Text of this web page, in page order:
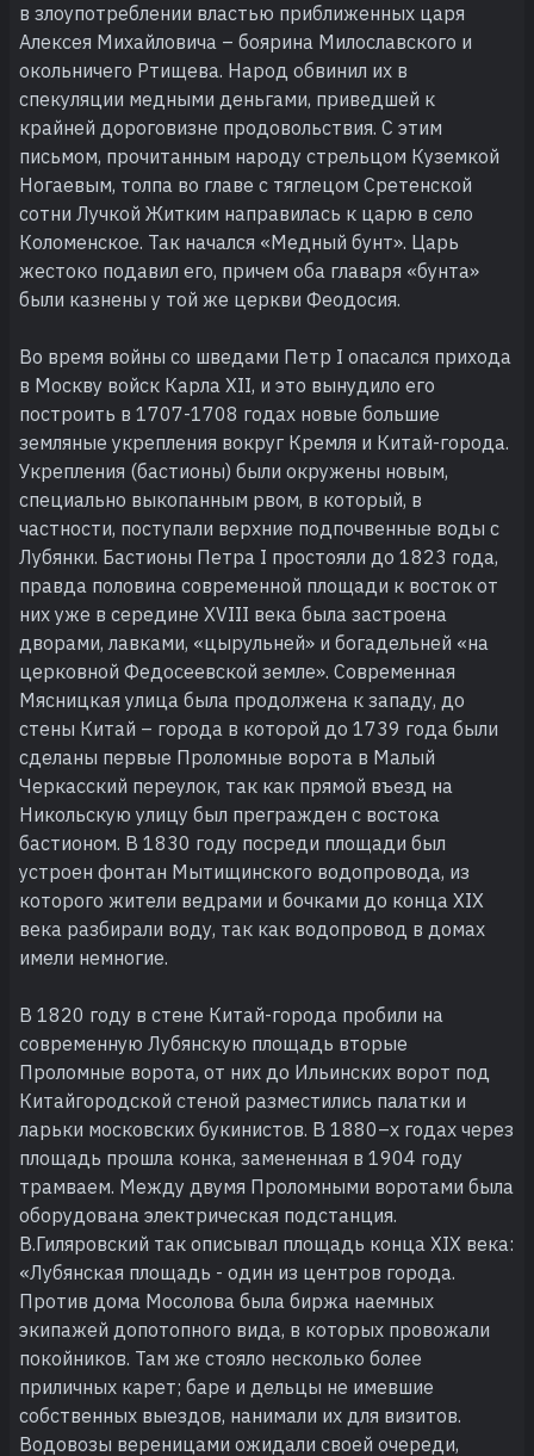
в злоупотреблении властью приближенных царя
Алексея Михайловича – боярина Милославского и
окольничего Ртищева. Народ обвинил их в
спекуляции медными деньгами, приведшей к
крайней дороговизне продовольствия. С этим
письмом, прочитанным народу стрельцом Куземкой
Ногаевым, толпа во главе с тяглецом Сретенской
сотни Лучкой Житким направилась к царю в село
Коломенское. Так начался «Медный бунт». Царь
жестоко подавил его, причем оба главаря «бунта»
были казнены у той же церкви Феодосия.
Во время войны со шведами Петр I опасался прихода
в Москву войск Карла XII, и это вынудило его
построить в 1707-1708 годах новые большие
земляные укрепления вокруг Кремля и Китай-города.
Укрепления (бастионы) были окружены новым,
специально выкопанным рвом, в который, в
частности, поступали верхние подпочвенные воды с
Лубянки. Бастионы Петра I простояли до 1823 года,
правда половина современной площади к восток от
них уже в середине XVIII века была застроена
дворами, лавками, «цырульней» и богадельней «на
церковной Федосеевской земле». Современная
Мясницкая улица была продолжена к западу, до
стены Китай – города в которой до 1739 года были
сделаны первые Проломные ворота в Малый
Черкасский переулок, так как прямой въезд на
Никольскую улицу был прегражден с востока
бастионом. В 1830 году посреди площади был
устроен фонтан Мытищинского водопровода, из
которого жители ведрами и бочками до конца XIX
века разбирали воду, так как водопровод в домах
имели немногие.
В 1820 году в стене Китай-города пробили на
современную Лубянскую площадь вторые
Проломные ворота, от них до Ильинских ворот под
Китайгородской стеной разместились палатки и
ларьки московских букинистов. В 1880–х годах через
площадь прошла конка, замененная в 1904 году
трамваем. Между двумя Проломными воротами была
оборудована электрическая подстанция.
В.Гиляровский так описывал площадь конца XIX века:
«Лубянская площадь - один из центров города.
Против дома Мосолова была биржа наемных
экипажей допотопного вида, в которых провожали
покойников. Там же стояло несколько более
приличных карет; баре и дельцы не имевшие
собственных выездов, нанимали их для визитов.
Водовозы вереницами ожидали своей очереди,